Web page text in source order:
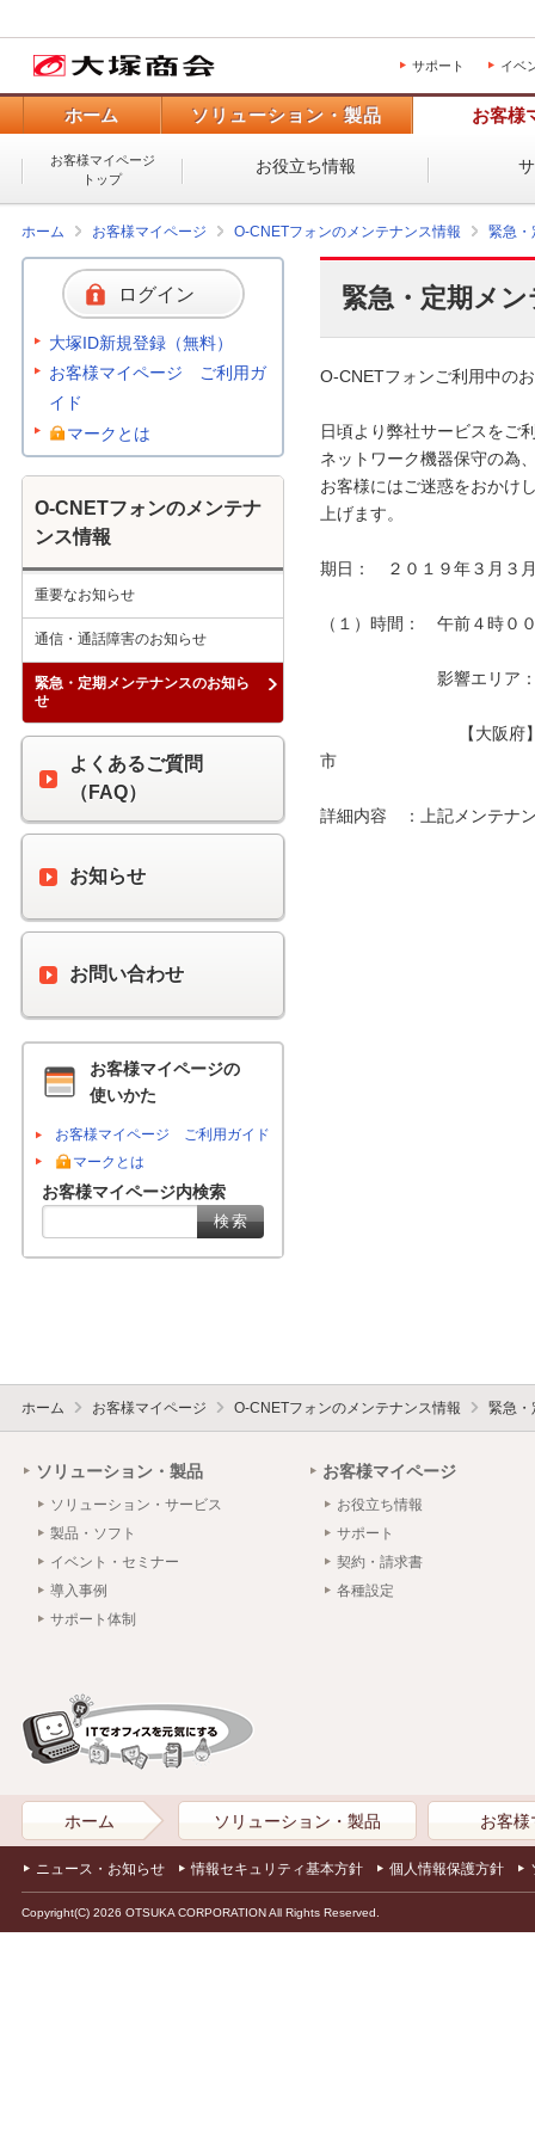
サポート イベ
ホーム ソリューション・製品 お客様
お客様マイページ
トップ
お役立ち情報
ホーム お客様マイページ O-CNETフォンのメンテナンス情報 緊急・
緊急・定期メ
O-CNETフォンご利用中の
日頃より弊社サービスをご
ネットワーク機器保守の為
お客様にはご迷惑をおかけ
上げます。
期日：　２０１９年３月３
（１）時間：　午前４時０
影響エリア：　下記
【大阪府】　
詳細内容　：上記メンテナ
ログイン
大塚ID新規登録（無料）
お客様マイページ ご利用ガ
イド
マークとは
O-CNETフォンのメンテナ
ンス情報
重要なお知らせ
通信・通話障害のお知らせ
緊急・定期メンテナンスのお知ら
せ
よくあるご質問
（FAQ）
お知らせ
お問い合わせ
お客様マイページの
使いかた
お客様マイページ ご利用ガイド
マークとは
お客様マイページ内検索
ホーム お客様マイページ O-CNETフォンのメンテナンス情報 緊急・
ソリューション・製品
ソリューション・サービス
製品・ソフト
イベント・セミナー
導入事例
サポート体制
お客様マイページ
お役立ち情報
サポート
契約・請求書
各種設定
ホーム ソリューション・製品 お客様
ニュース・お知らせ 情報セキュリティ基本方針 個人情報保護方針
Copyright(C) 2026 OTSUKA CORPORATION All Rights Reserved.